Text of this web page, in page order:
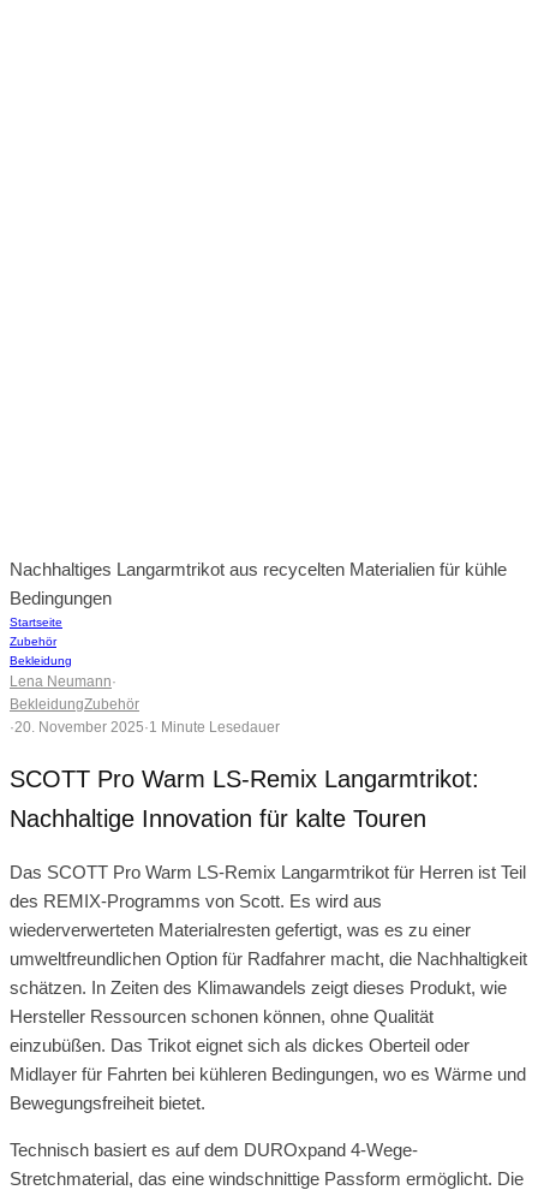
Nachhaltiges Langarmtrikot aus recycelten Materialien für kühle
Bedingungen
Startseite
Zubehör
Bekleidung
Lena Neumann·
BekleidungZubehör
·20. November 2025·1 Minute Lesedauer
SCOTT Pro Warm LS-Remix Langarmtrikot:
Nachhaltige Innovation für kalte Touren
Das SCOTT Pro Warm LS-Remix Langarmtrikot für Herren ist Teil
des REMIX-Programms von Scott. Es wird aus
wiederverwerteten Materialresten gefertigt, was es zu einer
umweltfreundlichen Option für Radfahrer macht, die Nachhaltigkeit
schätzen. In Zeiten des Klimawandels zeigt dieses Produkt, wie
Hersteller Ressourcen schonen können, ohne Qualität
einzubüßen. Das Trikot eignet sich als dickes Oberteil oder
Midlayer für Fahrten bei kühleren Bedingungen, wo es Wärme und
Bewegungsfreiheit bietet.
Technisch basiert es auf dem DUROxpand 4-Wege-
Stretchmaterial, das eine windschnittige Passform ermöglicht. Die